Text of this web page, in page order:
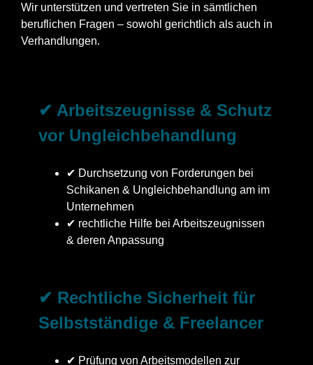
Wir unterstützen und vertreten Sie in sämtlichen
beruflichen Fragen – sowohl gerichtlich als auch in
Verhandlungen.
✔ Arbeitszeugnisse & Schutz
vor Ungleichbehandlung
✔ Durchsetzung von Forderungen bei
Schikanen & Ungleichbehandlung am im
Unternehmen
✔ rechtliche Hilfe bei Arbeitszeugnissen
& deren Anpassung
✔ Rechtliche Sicherheit für
Selbstständige & Freelancer
✔ Prüfung von Arbeitsmodellen zur